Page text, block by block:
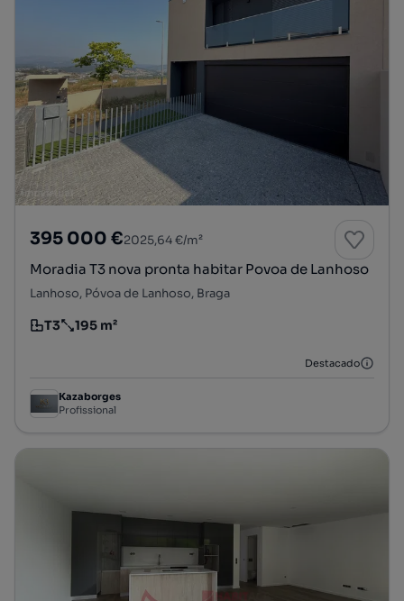
395 000 €2025,64 €/m²
Moradia T3 nova pronta habitar Povoa de Lanhoso
Lanhoso, Póvoa de Lanhoso, Braga
Tipologia
T3
Preço por metro quadrado
195 m²
Destacado
Kazaborges
Profissional